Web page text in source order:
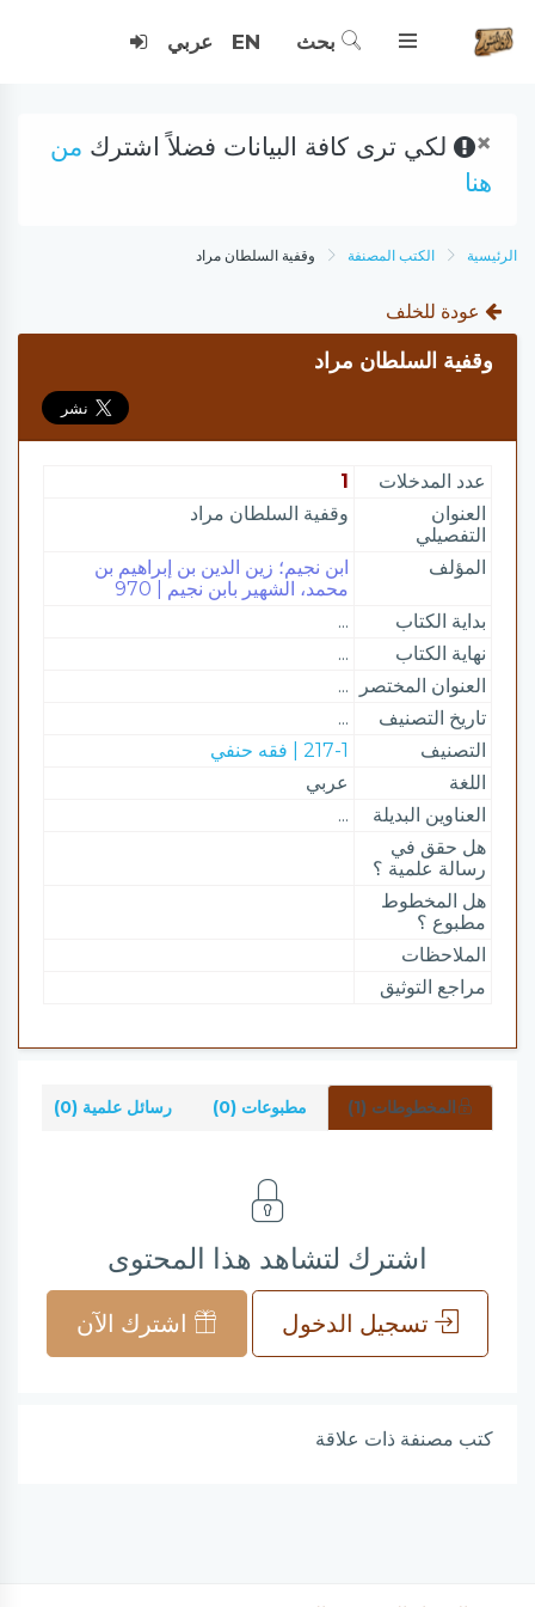
بحث EN عربي
× لكي ترى كافة البيانات فضلاً اشترك من
هنا
الرئيسية الكتب المصنفة وقفية السلطان مراد
عودة للخلف
وقفية السلطان مراد
عدد المدخلات
1
العنوان
التفصيلي
وقفية السلطان مراد
المؤلف
ابن نجيم؛ زين الدين بن إبراهيم بن
محمد، الشهير بابن نجيم | 970
بداية الكتاب
...
نهاية الكتاب
...
العنوان المختصر
...
تاريخ التصنيف
...
التصنيف
217-1 | فقه حنفي
اللغة
عربي
العناوين البديلة
...
هل حقق في
رسالة علمية ؟
هل المخطوط
مطبوع ؟
الملاحظات
مراجع التوثيق
المخطوطات (1) مطبوعات (0) رسائل علمية (0)
اشترك لتشاهد هذا المحتوى
تسجيل الدخول اشترك الآن
كتب مصنفة ذات علاقة